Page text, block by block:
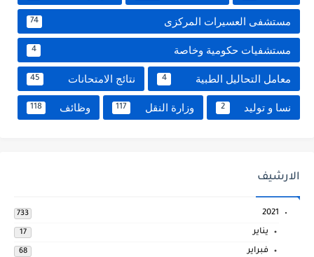
مستشفى العسيرات المركزى 74
مستشفيات حكومية وخاصة 4
معامل التحاليل الطبية 4 نتائج الامتحانات 45
نسا و توليد 2 وزارة النقل 117 وظائف 118
الارشيف
2021
733
يناير 17
فبراير 68